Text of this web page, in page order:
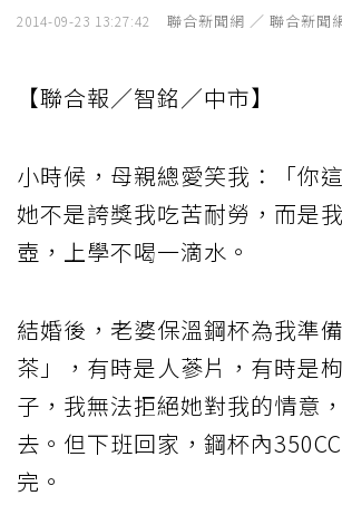
2014-09-23 13:27:42 聯合新聞網 ／ 聯合新聞
【聯合報／智銘／中市】
小時候，母親總愛笑我：「你這
她不是誇獎我吃苦耐勞，而是
壺，上學不喝一滴水。
結婚後，老婆保溫鋼杯為我準
茶」，有時是人蔘片，有時是
子，我無法拒絕她對我的情意
去。但下班回家，鋼杯內
完。